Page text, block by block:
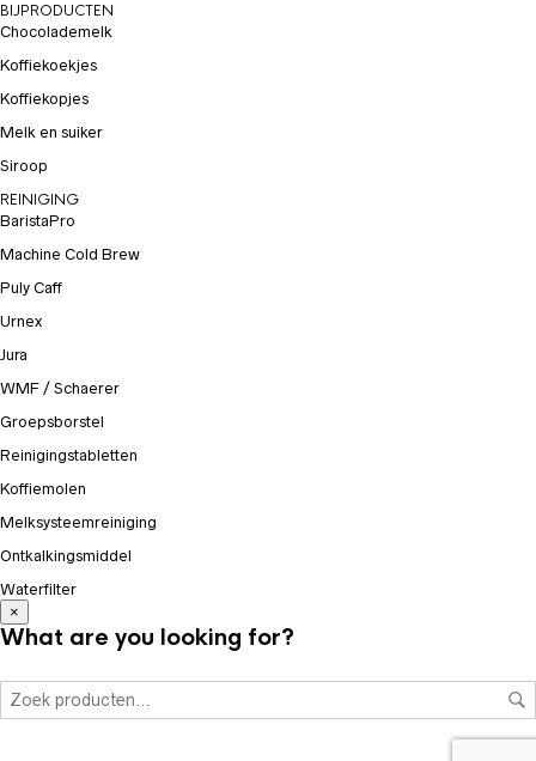
BIJPRODUCTEN
Chocolademelk
Koffiekoekjes
Koffiekopjes
Melk en suiker
Siroop
REINIGING
BaristaPro
Machine Cold Brew
Puly Caff
Urnex
Jura
WMF / Schaerer
Groepsborstel
Reinigingstabletten
Koffiemolen
Melksysteemreiniging
Ontkalkingsmiddel
Waterfilter
×
What are you looking for?